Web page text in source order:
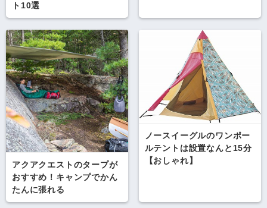
ト10選
アクアクエストのタープが
おすすめ！キャンプでかん
たんに張れる
ノースイーグルのワンポー
ルテントは設置なんと15分
【おしゃれ】